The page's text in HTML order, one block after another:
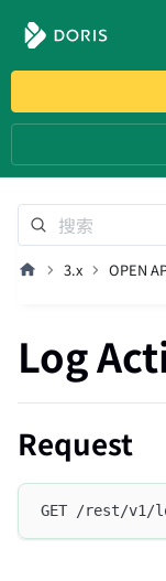
3.x OPEN
Log
Request
GET /rest/v1/